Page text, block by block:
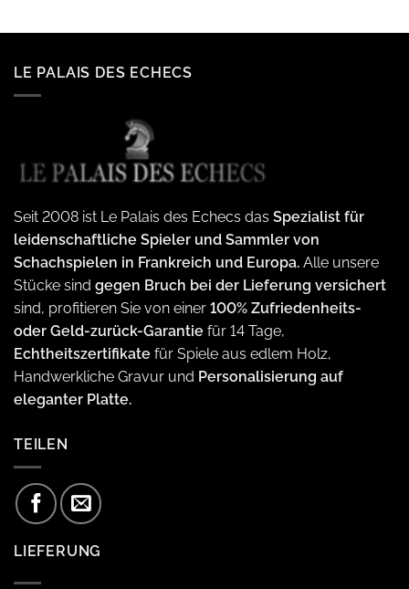
LE PALAIS DES ECHECS
Seit 2008 ist Le Palais des Echecs das Spezialist für
leidenschaftliche Spieler und Sammler von
Schachspielen in Frankreich und Europa. Alle unsere
Stücke sind gegen Bruch bei der Lieferung versichert
sind, profitieren Sie von einer 100% Zufriedenheits-
oder Geld-zurück-Garantie für 14 Tage,
Echtheitszertifikate für Spiele aus edlem Holz,
Handwerkliche Gravur und Personalisierung auf
eleganter Platte.
TEILEN
LIEFERUNG